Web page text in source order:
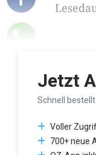
Jetzt
Schnell
Voller
700+ neue